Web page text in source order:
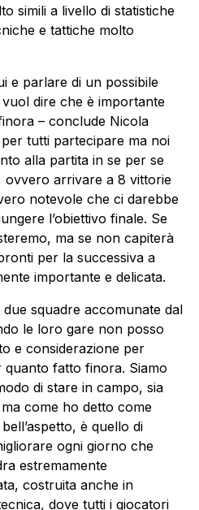
simili a livello di statistiche
e tattiche molto
e parlare di un possibile
dire che è importante
– conclude Nicola
tutti partecipare ma noi
alla partita in se per se
arrivare a 8 vittorie
notevole che ci darebbe
l’obiettivo finale. Se
ma se non capiterà
per la successiva a
importante e delicata.
squadre accomunate dal
le loro gare non posso
e considerazione per
quanto fatto finora. Siamo
di stare in campo, sia
come ho detto come
è quello di
ogni giorno che
estremamente
costruita anche in
dove tutti i giocatori